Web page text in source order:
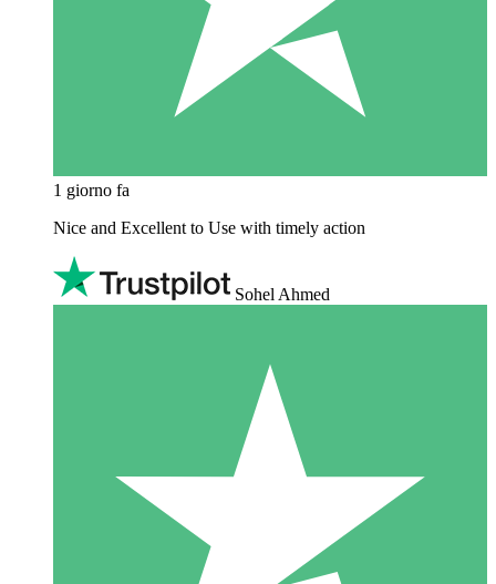
1 giorno fa
Nice and Excellent to Use with timely action
Sohel Ahmed